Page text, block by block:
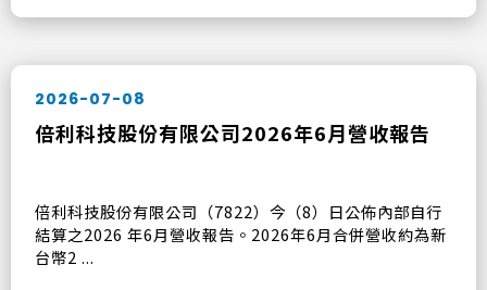
2026-07-08
倍利科技股份有限公司2026年6月營收報告
倍利科技股份有限公司（7822）今（8）日公佈內部自行
結算之2026 年6月營收報告。2026年6月合併營收約為新
台幣2 ...